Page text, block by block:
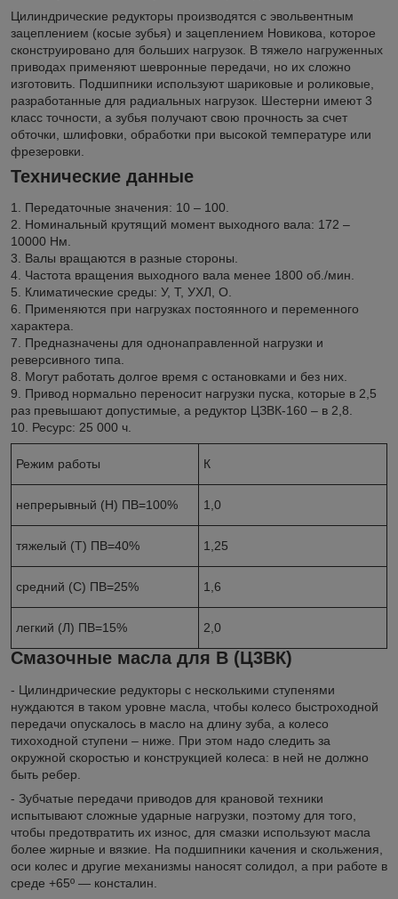
Цилиндрические редукторы производятся с эвольвентным
зацеплением (косые зубья) и зацеплением Новикова, которое
сконструировано для больших нагрузок. В тяжело нагруженных
приводах применяют шевронные передачи, но их сложно
изготовить. Подшипники используют шариковые и роликовые,
разработанные для радиальных нагрузок. Шестерни имеют 3
класс точности, а зубья получают свою прочность за счет
обточки, шлифовки, обработки при высокой температуре или
фрезеровки.
Технические данные
1. Передаточные значения: 10 – 100.
2. Номинальный крутящий момент выходного вала: 172 –
10000 Нм.
3. Валы вращаются в разные стороны.
4. Частота вращения выходного вала менее 1800 об./мин.
5. Климатические среды: У, Т, УХЛ, О.
6. Применяются при нагрузках постоянного и переменного
характера.
7. Предназначены для однонаправленной нагрузки и
реверсивного типа.
8. Могут работать долгое время с остановками и без них.
9. Привод нормально переносит нагрузки пуска, которые в 2,5
раз превышают допустимые, а редуктор ЦЗВК-160 – в 2,8.
10. Ресурс: 25 000 ч.
Режим работы К
непрерывный (Н) ПВ=100% 1,0
тяжелый (Т) ПВ=40% 1,25
средний (С) ПВ=25% 1,6
легкий (Л) ПВ=15% 2,0
Смазочные масла для В (Ц3ВК)
- Цилиндрические редукторы с несколькими ступенями
нуждаются в таком уровне масла, чтобы колесо быстроходной
передачи опускалось в масло на длину зуба, а колесо
тихоходной ступени – ниже. При этом надо следить за
окружной скоростью и конструкцией колеса: в ней не должно
быть ребер.
- Зубчатые передачи приводов для крановой техники
испытывают сложные ударные нагрузки, поэтому для того,
чтобы предотвратить их износ, для смазки используют масла
более жирные и вязкие. На подшипники качения и скольжения,
оси колес и другие механизмы наносят солидол, а при работе в
среде +65º — консталин.